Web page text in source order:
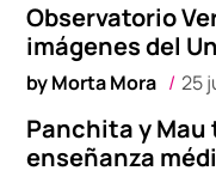
Observatorio
imágenes del
byMorta Mora 25
Panchita y
enseñanza